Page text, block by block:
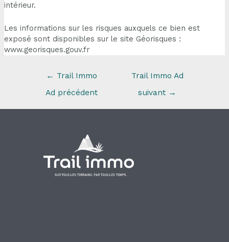
intérieur.
Les informations sur les risques auxquels ce bien est
exposé sont disponibles sur le site Géorisques :
www.georisques.gouv.fr
← Trail Immo
Ad précédent
Trail Immo Ad
suivant →